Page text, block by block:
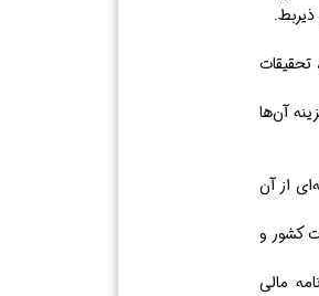
تحقیقات
آن‌ها
از آن
کشور و
مالی